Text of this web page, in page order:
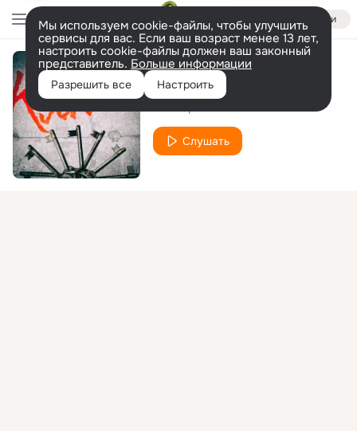
Войти
Мы используем cookie-файлы, чтобы улучшить
сервисы для вас. Если ваш возраст менее 13 лет,
настроить cookie-файлы должен ваш законный
представитель. Больше информации
Разрешить все Настроить
Попурри
Слушать